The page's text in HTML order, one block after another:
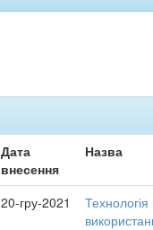
Дата
внесення
Назва
20-гру-2021